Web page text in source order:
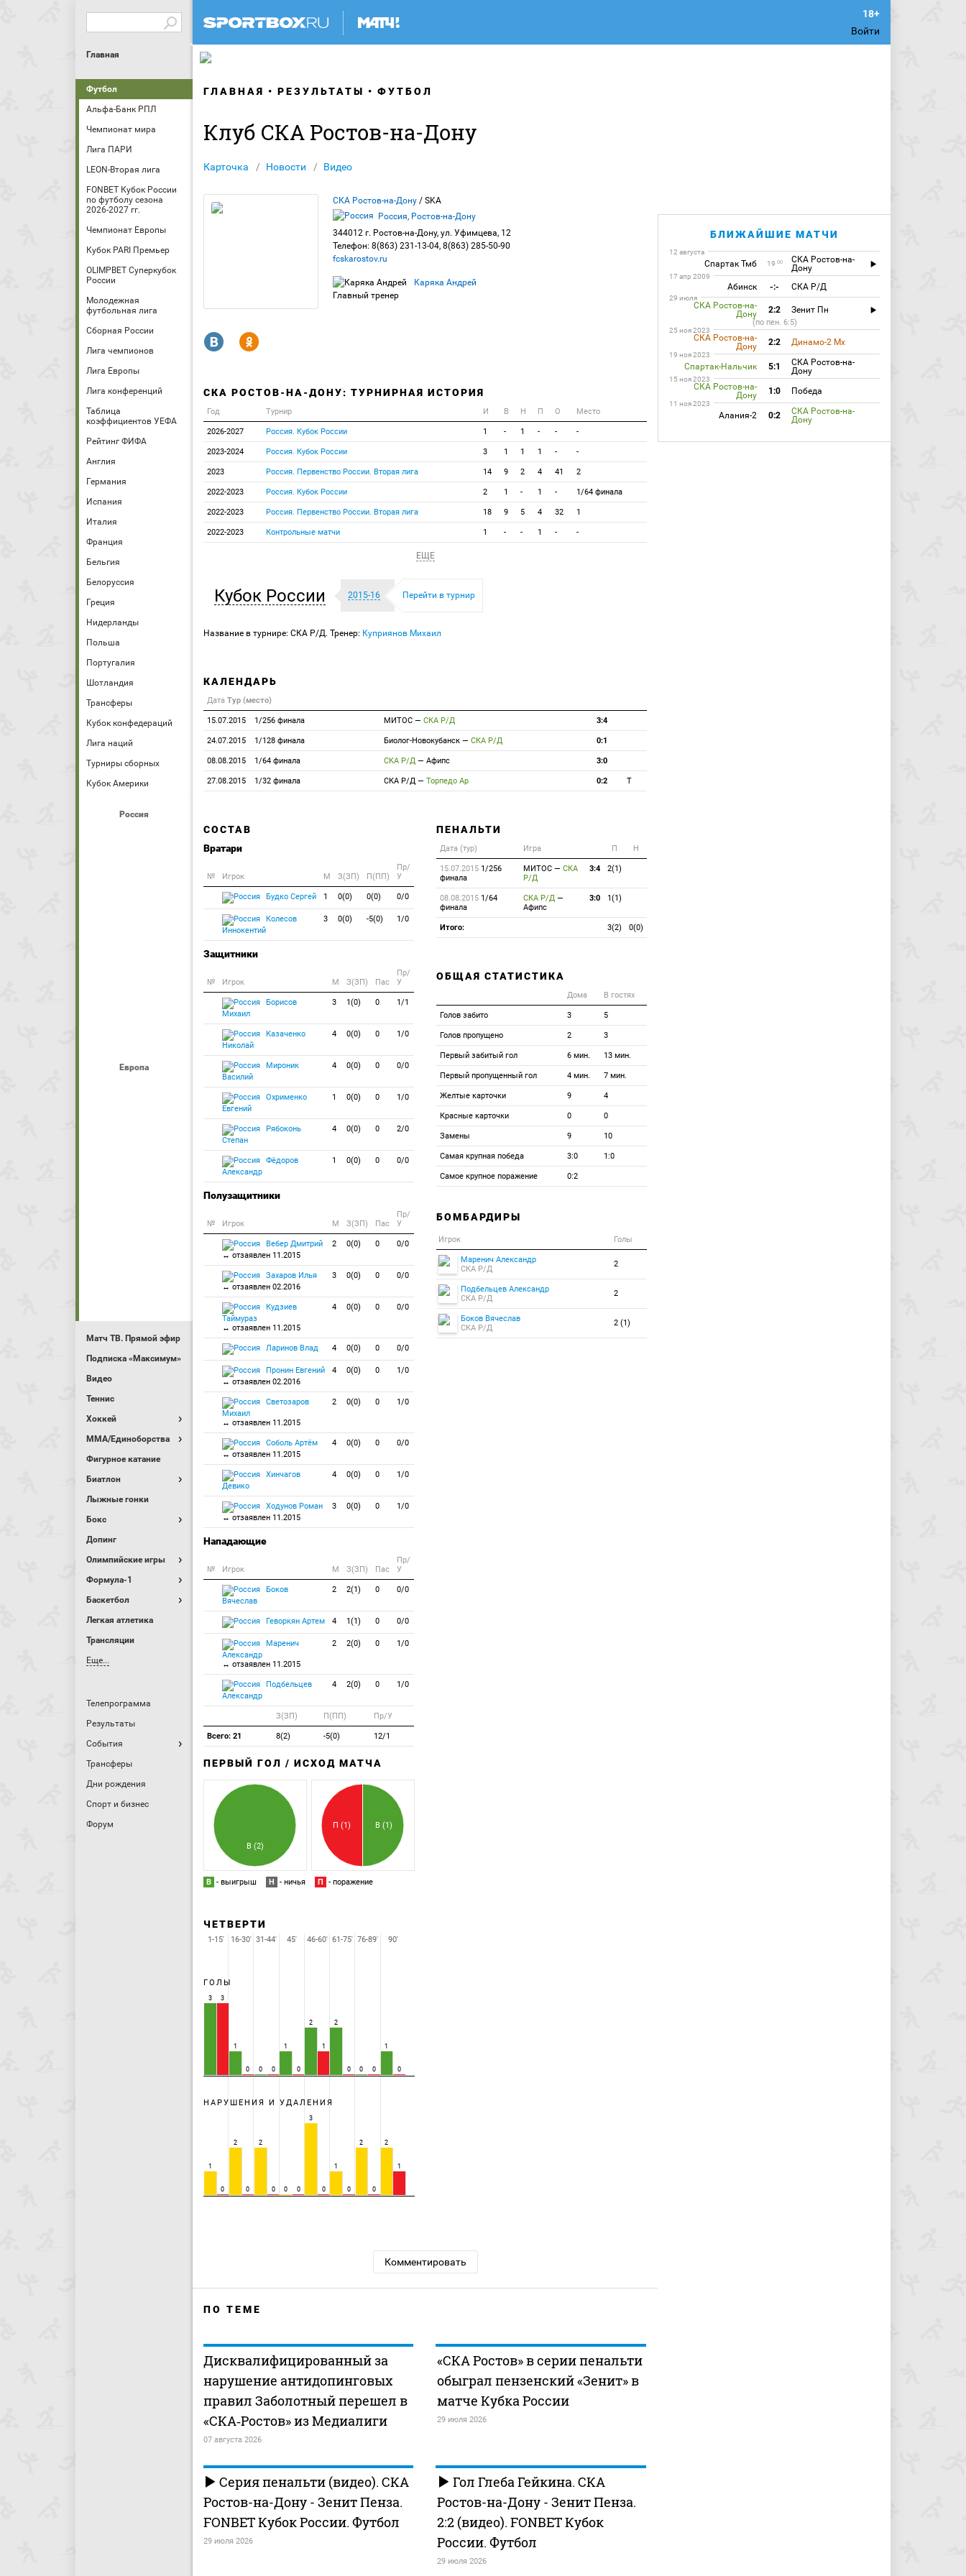
Войти
Главная
Футбол
Альфа-Банк РПЛ
Чемпионат мира
Лига ПАРИ
LEON-Вторая лига
FONBET Кубок России
по футболу сезона
2026-2027 гг.
Чемпионат Европы
Кубок PARI Премьер
OLIMPBET Суперкубок
России
Молодежная
футбольная лига
Сборная России
Лига чемпионов
Лига Европы
Лига конференций
Таблица
коэффициентов УЕФА
Рейтинг ФИФА
Англия
Германия
Испания
Италия
Франция
Бельгия
Белоруссия
Греция
Нидерланды
Польша
Португалия
Шотландия
Трансферы
Кубок конфедераций
Лига наций
Турниры сборных
Кубок Америки
Россия
Европа
Матч ТВ. Прямой эфир
Подписка «Максимум»
Видео
Теннис
Хоккей
MMA/Единоборства
Фигурное катание
Биатлон
Лыжные гонки
Бокс
Допинг
Олимпийские игры
Формула-1
Баскетбол
Легкая атлетика
Трансляции
Еще...
Телепрограмма
Результаты
События
Трансферы
Дни рождения
Спорт и бизнес
Форум
ГЛАВНАЯ РЕЗУЛЬТАТЫ ФУТБОЛ
Клуб СКА Ростов-на-Дону
Карточка Новости Видео
СКА Ростов-на-Дону / SKA
Россия, Ростов-на-Дону
344012 г. Ростов-на-Дону, ул. Уфимцева, 12
Телефон: 8(863) 231-13-04, 8(863) 285-50-90
fcskarostov.ru
Каряка Андрей
Главный тренер
R Y
СКА РОСТОВ-НА-ДОНУ: ТУРНИРНАЯ ИСТОРИЯ
Год Турнир И В Н П О Место
2026-2027 Россия. Кубок России 1 - 1 - - -
2023-2024 Россия. Кубок России 3 1 1 1 - -
2023 Россия. Первенство России. Вторая лига 14 9 2 4 41 2
2022-2023 Россия. Кубок России 2 1 - 1 - 1/64 финала
2022-2023 Россия. Первенство России. Вторая лига 18 9 5 4 32 1
2022-2023 Контрольные матчи 1 - - 1 - -
ЕЩЕ
Кубок России 2015-16 Перейти в турнир
Название в турнире: СКА Р/Д. Тренер: Куприянов Михаил
КАЛЕНДАРЬ
Дата Тур (место)
15.07.2015 1/256 финала МИТОС — СКА Р/Д 3:4
24.07.2015 1/128 финала Биолог-Новокубанск — СКА Р/Д 0:1
08.08.2015 1/64 финала СКА Р/Д — Афипс 3:0
27.08.2015 1/32 финала СКА Р/Д — Торпедо Ар 0:2 T
СОСТАВ
Вратари
№ Игрок M З(ЗП) П(ПП)
Пр/
У
Будко Сергей 1 0(0) 0(0) 0/0
Колесов
Иннокентий
3 0(0) -5(0) 1/0
Защитники
№ Игрок M З(ЗП) Пас
Пр/
У
Борисов
Михаил
3 1(0) 0 1/1
Казаченко
Николай
4 0(0) 0 1/0
Мироник
Василий
4 0(0) 0 0/0
Охрименко
Евгений
1 0(0) 0 1/0
Рябоконь
Степан
4 0(0) 0 2/0
Фёдоров
Александр
1 0(0) 0 0/0
Полузащитники
№ Игрок M З(ЗП) Пас
Пр/
У
Вебер Дмитрий
↔ отзаявлен 11.2015
2 0(0) 0 0/0
Захаров Илья
↔ отзаявлен 02.2016
3 0(0) 0 0/0
Кудзиев
Таймураз
↔ отзаявлен 11.2015
4 0(0) 0 0/0
Ларинов Влад 4 0(0) 0 0/0
Пронин Евгений
↔ отзаявлен 02.2016
4 0(0) 0 1/0
Светозаров
Михаил
↔ отзаявлен 11.2015
2 0(0) 0 1/0
Соболь Артём
↔ отзаявлен 11.2015
4 0(0) 0 0/0
Хинчагов
Девико
4 0(0) 0 1/0
Ходунов Роман
↔ отзаявлен 11.2015
3 0(0) 0 1/0
Нападающие
№ Игрок M З(ЗП) Пас
Пр/
У
Боков
Вячеслав
2 2(1) 0 0/0
Геворкян Артем 4 1(1) 0 0/0
Маренич
Александр
↔ отзаявлен 11.2015
2 2(0) 0 1/0
Подбельцев
Александр
4 2(0) 0 1/0
З(ЗП) П(ПП) Пр/У
Всего: 21 8(2) -5(0) 12/1
ПЕРВЫЙ ГОЛ / ИСХОД МАТЧА
В (2)
В (1)
П (1)
В - выигрыш Н - ничья П - поражение
ЧЕТВЕРТИ
ГОЛЫ
3 3
1
0 0 0
1
0
2
1
2
0 0 0
1
0
НАРУШЕНИЯ И УДАЛЕНИЯ
1
0
2
0
2
0 0 0
3
0
1
0
2
0
2
1
1-15' 16-30' 31-44' 45' 46-60' 61-75' 76-89' 90'
ПЕНАЛЬТИ
Дата (тур) Игра П Н
15.07.20151/256
финала
МИТОС — СКА
Р/Д
3:4 2(1)
08.08.20151/64
финала
СКА Р/Д —
Афипс
3:0 1(1)
Итого: 3(2) 0(0)
ОБЩАЯ СТАТИСТИКА
Дома В гостях
Голов забито 3 5
Голов пропущено 2 3
Первый забитый гол 6 мин. 13 мин.
Первый пропущенный гол 4 мин. 7 мин.
Желтые карточки 9 4
Красные карточки 0 0
Замены 9 10
Самая крупная победа 3:0 1:0
Самое крупное поражение 0:2
БОМБАРДИРЫ
Игрок Голы
Маренич Александр
СКА Р/Д
2
Подбельцев Александр
СКА Р/Д
2
Боков Вячеслав
СКА Р/Д
2 (1)
Комментировать
ПО ТЕМЕ
Дисквалифицированный за
нарушение антидопинговых
правил Заболотный перешел в
«СКА‑Ростов» из Медиалиги
07 августа 2026
«СКА Ростов» в серии пенальти
обыграл пензенский «Зенит» в
матче Кубка России
29 июля 2026
Серия пенальти (видео). СКА
Ростов-на-Дону - Зенит Пенза.
FONBET Кубок России. Футбол
29 июля 2026
Гол Глеба Гейкина. СКА
Ростов-на-Дону - Зенит Пенза.
2:2 (видео). FONBET Кубок
России. Футбол
29 июля 2026
БЛИЖАЙШИЕ МАТЧИ
12 августа
Спартак Тмб 19 00
СКА Ростов-на-
Дону
17 апр 2009
Абинск -:- СКА Р/Д
29 июля
СКА Ростов-на-
Дону
2:2 Зенит Пн
(по пен. 6:5)
25 ноя 2023
СКА Ростов-на-
Дону
2:2 Динамо-2 Мх
19 ноя 2023
Спартак-Нальчик 5:1
СКА Ростов-на-
Дону
15 ноя 2023
СКА Ростов-на-
Дону
1:0 Победа
11 ноя 2023
Алания-2 0:2
СКА Ростов-на-
Дону